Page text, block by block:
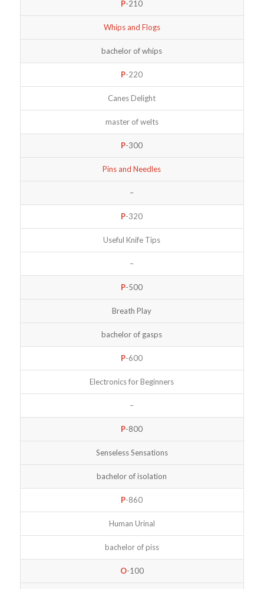
P-210
Whips and Flogs
bachelor of whips
P-220
Canes Delight
master of welts
P-300
Pins and Needles
–
P-320
Useful Knife Tips
–
P-500
Breath Play
bachelor of gasps
P-600
Electronics for Beginners
–
P-800
Senseless Sensations
bachelor of isolation
P-860
Human Urinal
bachelor of piss
O-100